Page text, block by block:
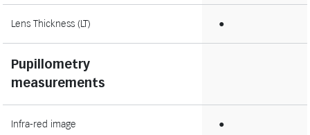
Lens Thickness (LT) ●
Pupillometry
measurements
Infra-red image ●